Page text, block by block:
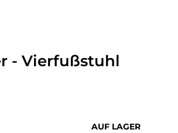
- Vierfußstuhl
AUF LAGER